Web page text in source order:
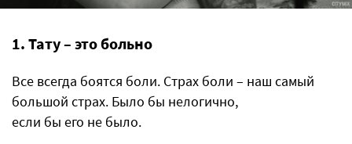
1. Тату – это больно
Все всегда боятся боли. Страх боли – наш самый
большой страх. Было бы нелогично,
если бы его не было.